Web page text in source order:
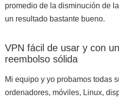
promedio de la disminución de
un resultado bastante bueno.
VPN fácil de usar y con
reembolso sólida
Mi equipo y yo probamos todas
ordenadores, móviles, Linux,